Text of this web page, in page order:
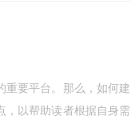
重要平台。那么，如何
以帮助读者根据自身